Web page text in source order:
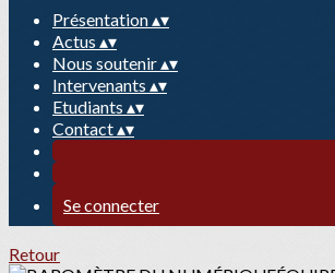
Présentation▴▾
Actus ▴▾
Nous soutenir▴▾
Intervenants ▴▾
Etudiants ▴▾
Contact▴▾
Se connecter
Retour